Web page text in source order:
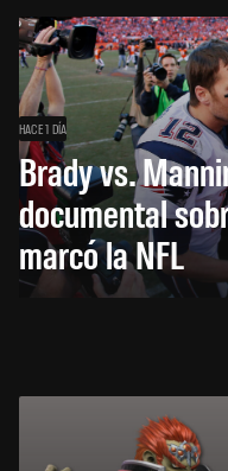
HACE 1 DÍA
Brady vs.
documental
marcó la NFL